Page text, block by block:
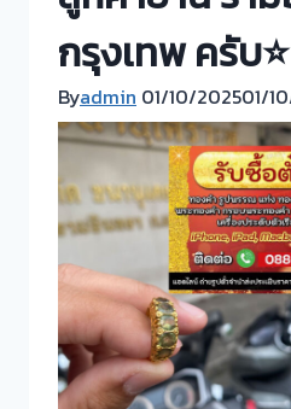
กรุงเทพ ครับ⭐
Byadmin 01/10/202501/